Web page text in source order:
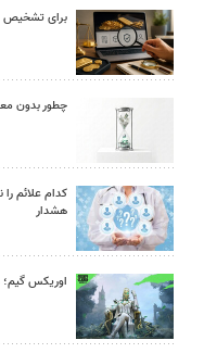
برای تشخیص
چطور بدون
کدام علائم
هشدار
اوریکس